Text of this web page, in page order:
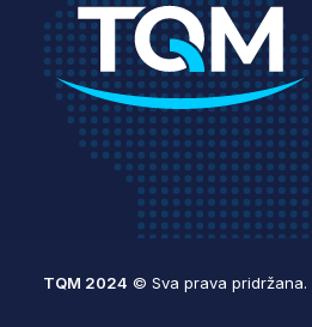
TQM 2024 © Sva prava pridržana.